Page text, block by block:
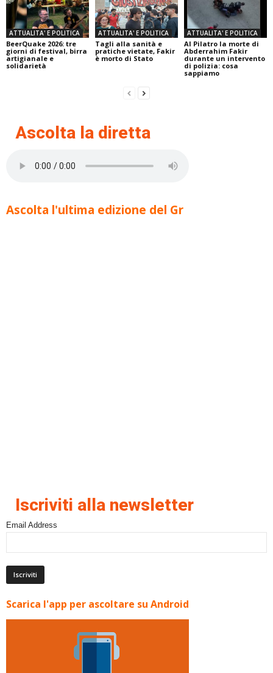
ATTUALITA' E POLITICA
BeerQuake 2026: tre
giorni di festival, birra
artigianale e
solidarietà
ATTUALITA' E POLITICA
Tagli alla sanità e
pratiche vietate, Fakir
è morto di Stato
ATTUALITA' E POLITICA
Al Pilatro la morte di
Abderrahim Fakir
durante un intervento
di polizia: cosa
sappiamo
Ascolta la diretta
Ascolta l'ultima edizione del Gr
Iscriviti alla newsletter
Email Address
Scarica l'app per ascoltare su Android